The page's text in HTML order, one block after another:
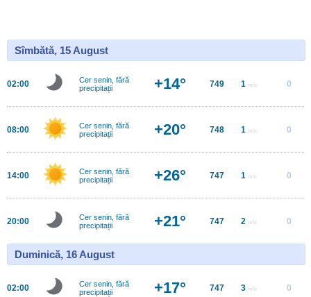
Sîmbătă, 15 August
02:00
Cer senin, fără
precipitații
+14° 749 1 m/s 0
08:00
Cer senin, fără
precipitații
+20° 748 1 m/s 0
14:00
Cer senin, fără
precipitații
+26° 747 1 m/s 0
20:00
Cer senin, fără
precipitații
+21° 747 2 m/s 0
Duminică, 16 August
02:00
Cer senin, fără
precipitații
+17° 747 3 m/s 0